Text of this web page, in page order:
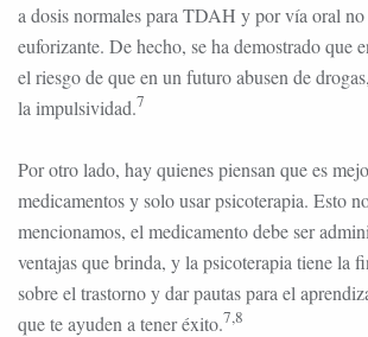
a dosis normales para TDAH y por vía oral
euforizante. De hecho, se ha demostrado que
el riesgo de que en un futuro abusen de
la impulsividad.7
Por otro lado, hay quienes piensan que es
medicamentos y solo usar psicoterapia. Esto
mencionamos, el medicamento debe ser
ventajas que brinda, y la psicoterapia tiene la
sobre el trastorno y dar pautas para el
que te ayuden a tener éxito.7,8